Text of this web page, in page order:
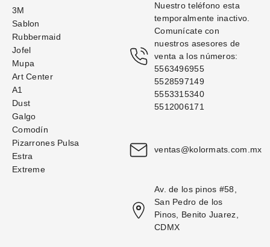
3M
Sablon
Rubbermaid
Jofel
Mupa
Art Center
A1
Dust
Galgo
Comodín
Pizarrones Pulsa
Estra
Extreme
Nuestro teléfono esta
temporalmente inactivo.
Comunícate con
nuestros asesores de
venta a los números:
5563496955
5528597149
5553315340
5512006171
ventas@kolormats.com.mx
Av. de los pinos #58,
San Pedro de los
Pinos, Benito Juarez,
CDMX